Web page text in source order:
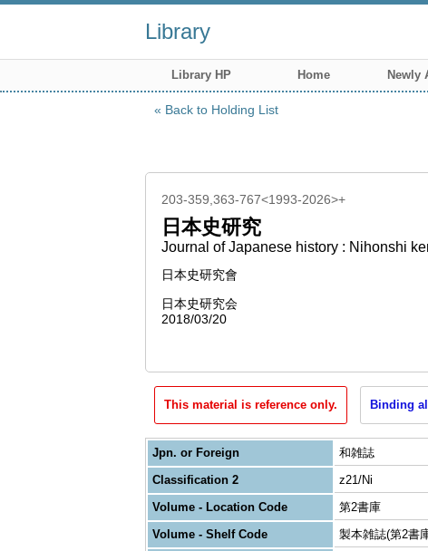
Library
Library HP Home Newly
Back to Holding List
203-359,363-767<1993-2026>+
日本史研究
Journal of Japanese history : Nihonshi
日本史研究會
日本史研究会
2018/03/20
This material is reference only. Binding
Jpn. or Foreign
和雑誌
Classification 2
z21/Ni
Volume - Location Code
第2書庫
Volume - Shelf Code
製本雑誌(第2書